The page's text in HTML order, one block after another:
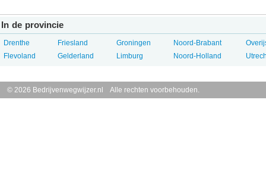
In de provincie
Drenthe
Flevoland
Friesland
Gelderland
Groningen
Limburg
Noord-Brabant
Noord-Holland
© 2026 Bedrijvenwegwijzer.nl Alle rechten voorbehouden.